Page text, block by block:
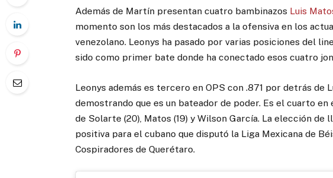
Además de Martín presentan cuatro bambinazos Luis
momento son los más destacados a la ofensiva en los
venezolano. Leonys ha pasado por varias posiciones del
sido como primer bate donde ha conectado esos cuatro
Leonys además es tercero en OPS con .871 por detrás de
demostrando que es un bateador de poder. Es el cuarto
de Solarte (20), Matos (19) y Wilson García. La elección de
positiva para el cubano que disputó la Liga Mexicana de
Cospiradores de Querétaro.